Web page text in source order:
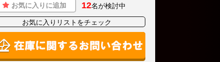
お気に入りに追加 12名が検討中
お気に入りリストをチェック